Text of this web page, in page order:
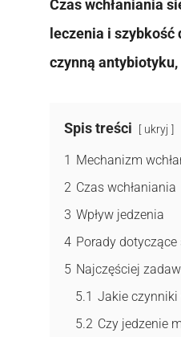
Czas wchłaniania
leczenia i szybkość
czynną
Spis treści ukryj
1 Mechanizm
2 Czas wchłaniania
3 Wpływ jedzenia
4 Porady
5 Najczęściej
5.1 Jakie czynniki
5.2 Czy jedzenie